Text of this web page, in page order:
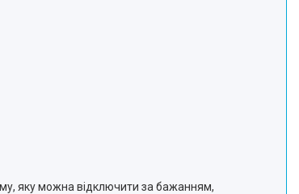
яку можна відключити за бажанням,